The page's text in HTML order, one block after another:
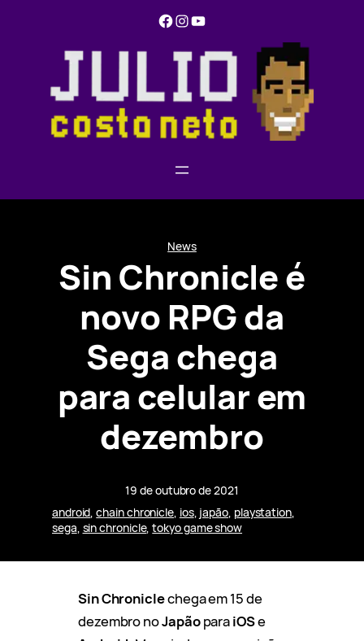
Facebook Instagram YouTube
News
Sin Chronicle é
novo RPG da
Sega chega
para celular em
dezembro
19 de outubro de 2021
android, chain chronicle, ios, japão, playstation
sega, sin chronicle, tokyo game show
Sin Chroniclechega em 15 de
dezembro noJapãoparaiOSe